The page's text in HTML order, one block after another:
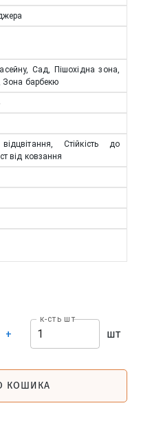
Сад, Пішохідна зона,
Зона барбекю
Стійкість до
від ковзання
+
к-сть шт
шт
КОШИКА